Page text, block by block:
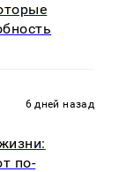
6 дней назад
по-